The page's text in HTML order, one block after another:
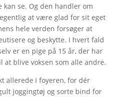
kan se. Og den handler om
at være glad for sit eget
hele verden forsøger at
og beskytte. I hvert fald
er en pige på 15 år, der har
at blive voksen som alle andre.
allerede i foyeren, for dér
joggingtøj og sorte bind for